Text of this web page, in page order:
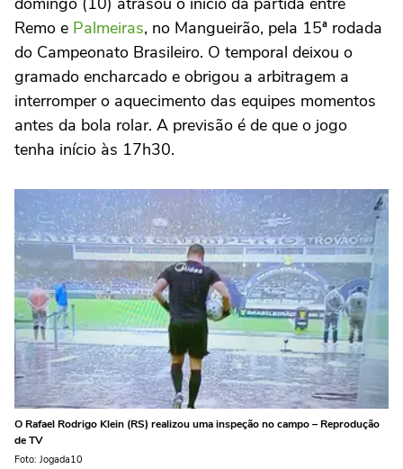
Remo e Palmeiras, no Mangueirão, pela 15ª rodada
do Campeonato Brasileiro. O temporal deixou o
gramado encharcado e obrigou a arbitragem a
interromper o aquecimento das equipes momentos
antes da bola rolar. A previsão é de que o jogo
tenha início às 17h30.
O Rafael Rodrigo Klein (RS) realizou uma inspeção no campo – Reprodução
de TV
Foto: Jogada10